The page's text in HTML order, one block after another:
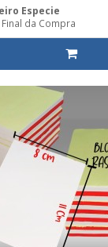
Especie
da Compra